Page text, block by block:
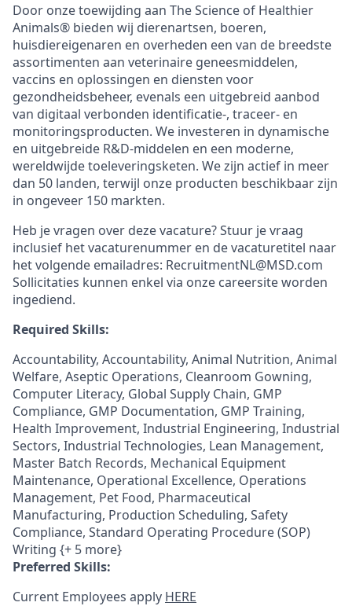
Door onze toewijding aan The Science of Healthier
Animals® bieden wij dierenartsen, boeren,
huisdiereigenaren en overheden een van de breedste
assortimenten aan veterinaire geneesmiddelen,
vaccins en oplossingen en diensten voor
gezondheidsbeheer, evenals een uitgebreid aanbod
van digitaal verbonden identificatie-, traceer- en
monitoringsproducten. We investeren in dynamische
en uitgebreide R&D-middelen en een moderne,
wereldwijde toeleveringsketen. We zijn actief in meer
dan 50 landen, terwijl onze producten beschikbaar zijn
in ongeveer 150 markten.
Heb je vragen over deze vacature? Stuur je vraag
inclusief het vacaturenummer en de vacaturetitel naar
het volgende emailadres: RecruitmentNL@MSD.com
Sollicitaties kunnen enkel via onze careersite worden
ingediend.
Required Skills:
Accountability, Accountability, Animal Nutrition, Animal
Welfare, Aseptic Operations, Cleanroom Gowning,
Computer Literacy, Global Supply Chain, GMP
Compliance, GMP Documentation, GMP Training,
Health Improvement, Industrial Engineering, Industrial
Sectors, Industrial Technologies, Lean Management,
Master Batch Records, Mechanical Equipment
Maintenance, Operational Excellence, Operations
Management, Pet Food, Pharmaceutical
Manufacturing, Production Scheduling, Safety
Compliance, Standard Operating Procedure (SOP)
Writing {+ 5 more}
Preferred Skills:
Current Employees apply HERE